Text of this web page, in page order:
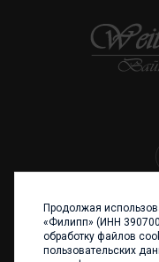
ул.
Продолжая
«Филипп» (ИНН
обработку файлов
пользовательских